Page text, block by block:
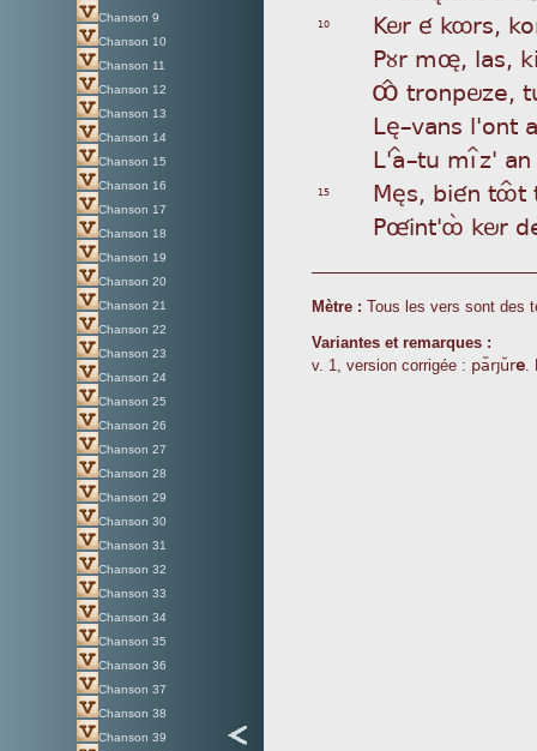
Chanson 9
Chanson 10
Chanson 11
Chanson 12
Chanson 13
Chanson 14
Chanson 15
Chanson 16
Chanson 17
Chanson 18
Chanson 19
Chanson 20
Chanson 21
Chanson 22
Chanson 23
Chanson 24
Chanson 25
Chanson 26
Chanson 27
Chanson 28
Chanson 29
Chanson 30
Chanson 31
Chanson 32
Chanson 33
Chanson 34
Chanson 35
Chanson 36
Chanson 37
Chanson 38
Chanson 39
10 Kör é kôrs,
Pùr mø, las,
ÔÎ tronpöze,
Lè_vans l'ont
L'aÎ_tu mìîz'
15 Mès, bién tôÎt
Pûint'ôá kör
Mètre : Tous les vers sont des
Variantes et remarques :
v. 1, version corrigée : paÿrjuÂre.